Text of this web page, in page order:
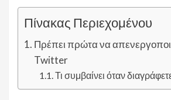
Πίνακας Περιεχομένου
Πρέπει πρώτα να
Twitter
Τι συμβαίνει όταν